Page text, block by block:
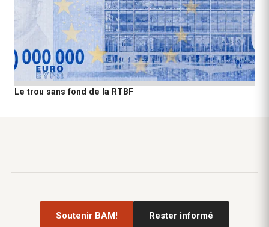
Le trou sans fond de la RTBF
Soutenir BAM! Rester informé